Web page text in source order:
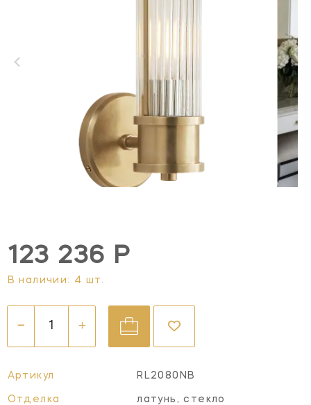
123 236 Р
В наличии: 4 шт.
Артикул RL2080NB
Отделка латунь, стекло